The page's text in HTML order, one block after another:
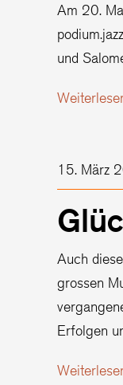
Am 20.
und
15. März
Auch
grossen
Erfolgen